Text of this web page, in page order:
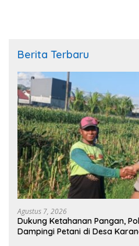
Berita Terbaru
Agustus 7, 2026
Dukung Ketahanan Pangan,
Dampingi Petani di Desa